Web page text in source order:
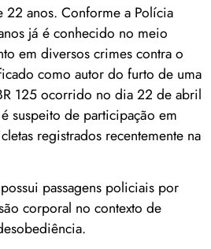
22 anos. Conforme a Polícia
já é conhecido no meio
em diversos crimes contra o
como autor do furto de uma
125 ocorrido no dia 22 de abril
suspeito de participação em
registrados recentemente na
passagens policiais por
corporal no contexto de